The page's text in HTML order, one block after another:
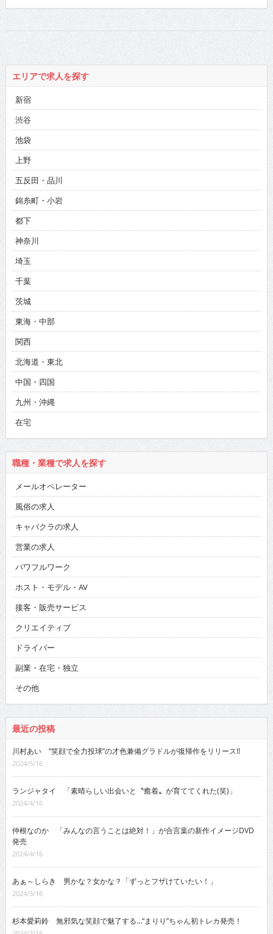
エリアで求人を探す
新宿
渋谷
池袋
上野
五反田・品川
錦糸町・小岩
都下
神奈川
埼玉
千葉
茨城
東海・中部
関西
北海道・東北
中国・四国
九州・沖縄
在宅
職種・業種で求人を探す
メールオペレーター
風俗の求人
キャバクラの求人
営業の求人
パワフルワーク
ホスト・モデル・AV
接客・販売サービス
クリエイティブ
ドライバー
副業・在宅・独立
その他
最近の投稿
川村あい “笑顔で全力投球”の才色兼備グラドルが復帰作をリリース!!
2024/5/16
ランジャタイ 「素晴らしい出会いと〝癒着〟が育ててくれた(笑)」
2024/4/16
仲根なのか 「みんなの言うことは絶対！」が合言葉の新作イメージDVD
発売
2024/4/16
あぁ～しらき 男かな？女かな？「ずっとフザけていたい！」
2024/3/16
杉本愛莉鈴 無邪気な笑顔で魅了する…“まりり”ちゃん初トレカ発売！